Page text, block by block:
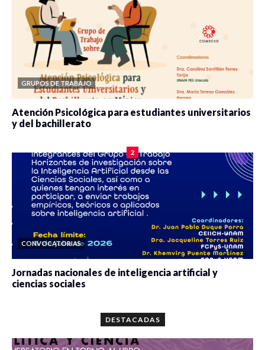
GRUPOS DE TRABAJO
Atención Psicológica para estudiantes universitarios
y del bachillerato
2
CONVOCATORIAS
Jornadas nacionales de inteligencia artificial y
ciencias sociales
DESTACADAS